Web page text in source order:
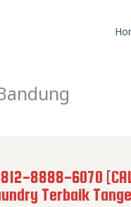
8888-6070
Terbaik